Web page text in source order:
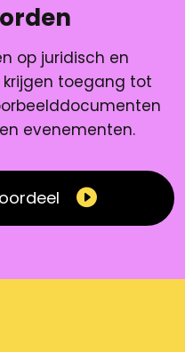
op juridisch en
krijgen toegang tot
evenementen.